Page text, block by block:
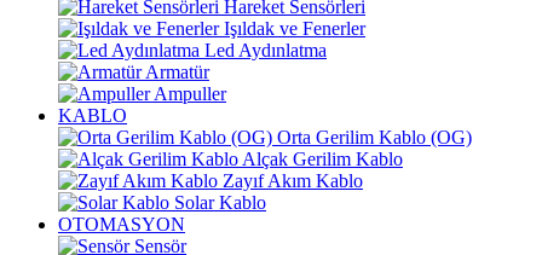
Hareket Sensörleri
Işıldak ve Fenerler
Led Aydınlatma
Armatür
Ampuller
KABLO
Orta Gerilim Kablo (OG)
Alçak Gerilim Kablo
Zayıf Akım Kablo
Solar Kablo
OTOMASYON
Sensör